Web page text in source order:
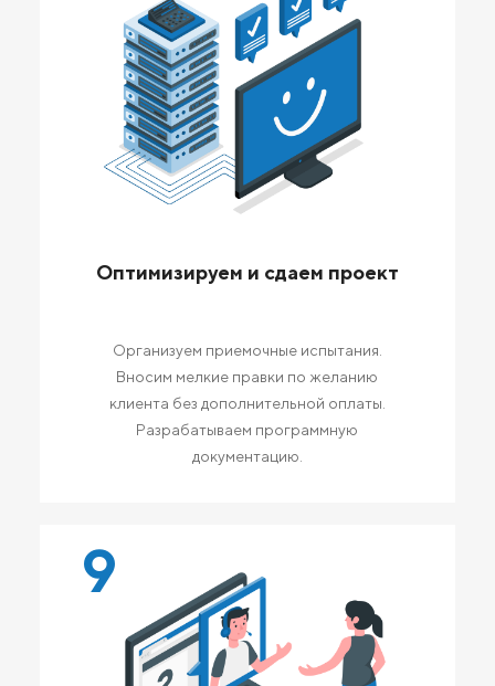
Оптимизируем и сдаем проект
Организуем приемочные испытания.
Вносим мелкие правки по желанию
клиента без дополнительной оплаты.
Разрабатываем программную
документацию.
9